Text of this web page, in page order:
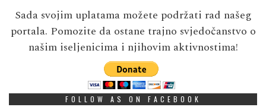
Sada svojim uplatama možete podržati rad našeg
portala. Pomozite da ostane trajno svjedočanstvo o
našim iseljenicima i njihovim aktivnostima!
FOLLOW AS ON FACEBOOK